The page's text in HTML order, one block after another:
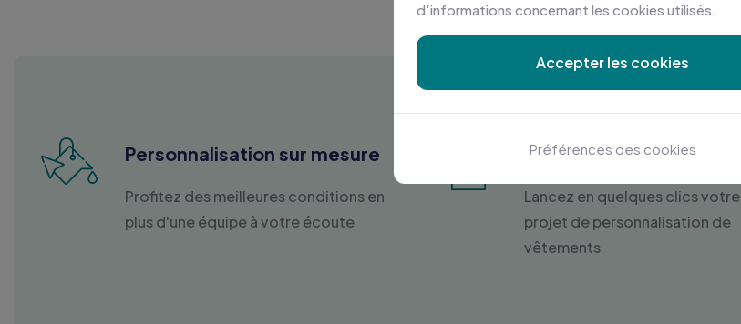
Personnalisation sur mesure
Profitez des meilleures conditions en
plus d'une équipe à votre écoute
Devis gratuit en ligne
Lancez en quelques clics votre
projet de personnalisation de
vêtements
d'informations concernant les cookies utilisés.
Accepter les cookies
Préférences des cookies